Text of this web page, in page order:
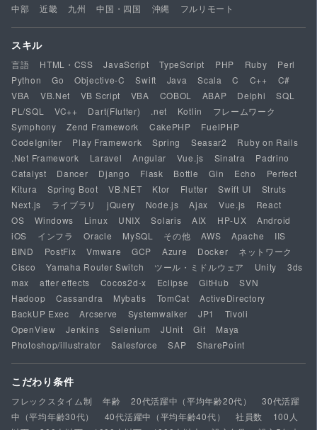
中部
近畿 九州 中国・四国 沖縄 フルリモート
スキル
言語 HTML・CSS JavaScript TypeScript PHP Ruby
Perl
Python
Go Objective-C Swift Java Scala C C++
C#
VBA
VB.Net VB Script VBA COBOL ABAP Delphi
SQL
PL/SQL
VC++ Dart(Flutter) .net Kotlin
フレームワーク
Symphony
Zend Framework CakePHP
FuelPHP
CodeIgniter
Play Framework Spring Seasar2
Ruby on Rails
.Net Framework
Laravel Angular Vue.js Sinatra
Padrino
Catalyst
Dancer Django Flask Bottle Gin Echo
Perfect
Kitura
Spring Boot VB.NET Ktor Flutter Swift UI
Struts
Next.js
ライブラリ jQuery Node.js Ajax Vue.js
React
OS
Windows Linux UNIX Solaris AIX HP-UX
Android
iOS
インフラ Oracle MySQL その他 AWS Apache
IIS
BIND
PostFix Vmware GCP Azure Docker
ネットワーク
Cisco
Yamaha Router Switch ツール・ミドルウェア Unity
3ds
max
after effects Cocos2d-x Eclipse GitHub
SVN
Hadoop
Cassandra Mybatis TomCat
ActiveDirectory
BackUP Exec
Arcserve Systemwalker JP1
Tivoli
OpenView
Jenkins Selenium JUnit Git
Maya
Photoshop/illustrator
Salesforce SAP SharePoint
こだわり条件
フレックスタイム制 年齢 20代活躍中（平均年齢20代）
30代活躍
中（平均年齢30代）
40代活躍中（平均年齢40代） 社員数
100人